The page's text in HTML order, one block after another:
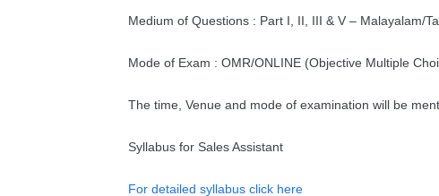
Medium of Questions : Part I, II, III & V – Malayalam/
Mode of Exam : OMR/ONLINE (Objective Multiple
The time, Venue and mode of examination will be
Syllabus for Sales Assistant
For detailed syllabus click here